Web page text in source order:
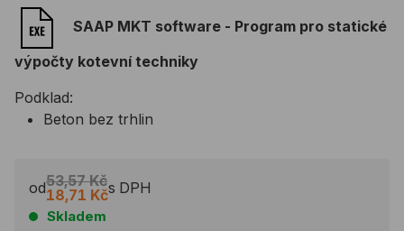
SAAP MKT software - Program pro statické
výpočty kotevní techniky
Podklad:
Beton bez trhlin
od53,57 Kč
18,71 Kčs DPH
Skladem